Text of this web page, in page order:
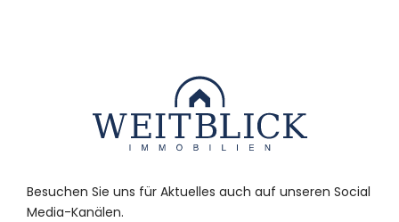
Besuchen Sie uns für Aktuelles auch auf unseren Social
Media-Kanälen.